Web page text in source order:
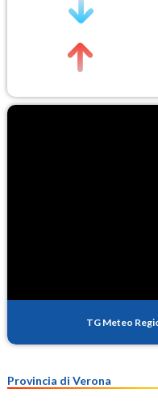
TG Meteo
Provincia di Verona